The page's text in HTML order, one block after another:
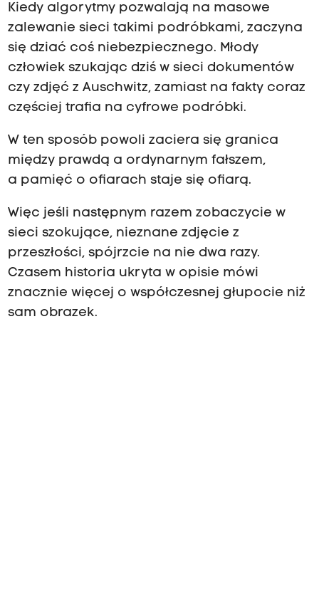
Kiedy algorytmy pozwalają na masowe
zalewanie sieci takimi podróbkami, zaczyna
się dziać coś niebezpiecznego. Młody
człowiek szukając dziś w sieci dokumentów
czy zdjęć z Auschwitz, zamiast na fakty coraz
częściej trafia na cyfrowe podróbki.
W ten sposób powoli zaciera się granica
między prawdą a ordynarnym fałszem,
a pamięć o ofiarach staje się ofiarą.
Więc jeśli następnym razem zobaczycie w
sieci szokujące, nieznane zdjęcie z
przeszłości, spójrzcie na nie dwa razy.
Czasem historia ukryta w opisie mówi
znacznie więcej o współczesnej głupocie niż
sam obrazek.